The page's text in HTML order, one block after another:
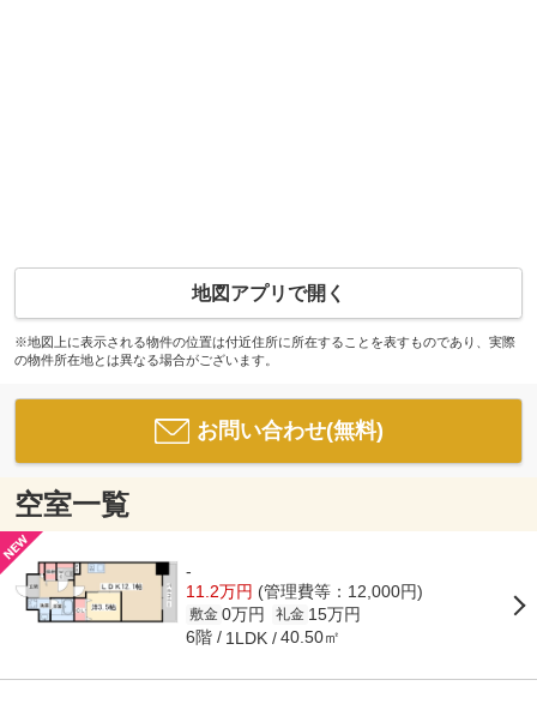
地図アプリで開く
※地図上に表示される物件の位置は付近住所に所在することを表すものであり、実際
の物件所在地とは異なる場合がございます。
お問い合わせ(無料)
空室一覧
-
11.2万円 (管理費等：12,000円)
敷金 0万円 礼金 15万円
6階 1LDK 40.50㎡